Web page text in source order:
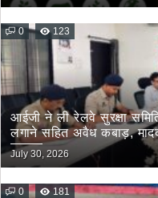
0 123
आईजी ने ली रेलवे सुरक्षा
लगाने सहित अवैध कबाड़,
इत्यादि की रेलवे के माध्यम से
के दिये गये निर्देश
July 30, 2026
0 181